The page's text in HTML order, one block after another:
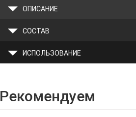
ОПИСАНИЕ
СОСТАВ
ИСПОЛЬЗОВАНИЕ
Рекомендуем